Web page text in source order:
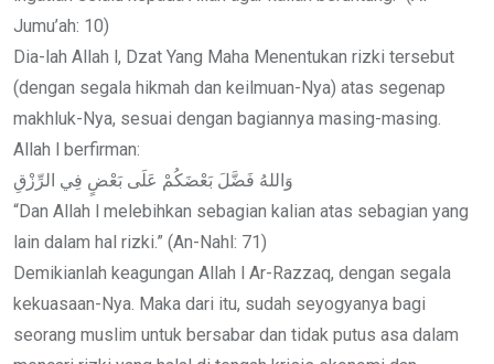
Jumu’ah: 10)
Dia-lah Allah l, Dzat Yang Maha Menentukan rizki tersebut
(dengan segala hikmah dan keilmuan-Nya) atas segenap
makhluk-Nya, sesuai dengan bagiannya masing-masing.
Allah l berfirman:
وَاللهُ فَضَّلَ بَعْضَكُمْ عَلَى بَعْضٍ فِي الرِّزْقِ
“Dan Allah l melebihkan sebagian kalian atas sebagian yang
lain dalam hal rizki.” (An-Nahl: 71)
Demikianlah keagungan Allah l Ar-Razzaq, dengan segala
kekuasaan-Nya. Maka dari itu, sudah seyogyanya bagi
seorang muslim untuk bersabar dan tidak putus asa dalam